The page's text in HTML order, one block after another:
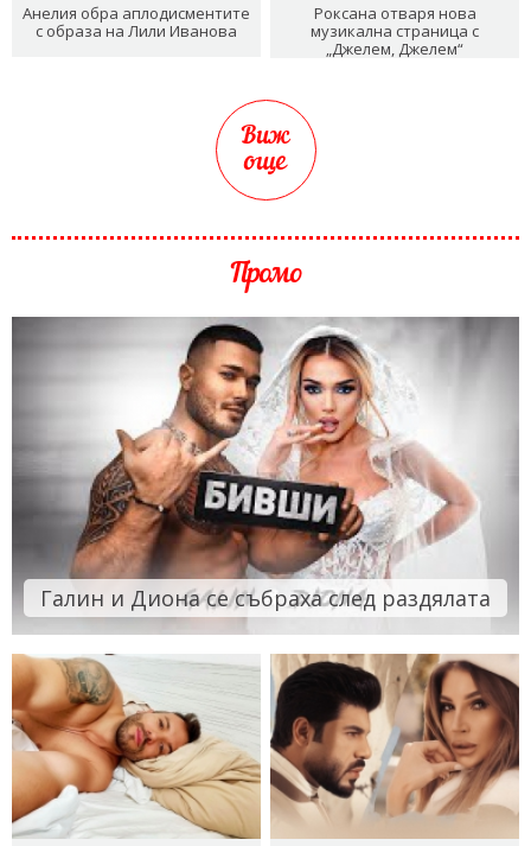
Анелия обра аплодисментите
с образа на Лили Иванова
Роксана отваря нова
музикална страница с
„Джелем, Джелем“
Виж
още
Промо
Галин и Диона се събраха след раздялата